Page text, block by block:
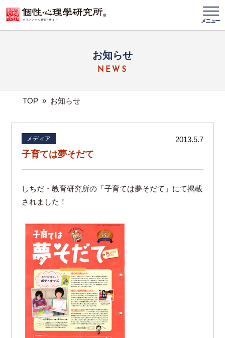
メニュー
お知らせ
NEWS
TOP » お知らせ
メディア 2013.5.7
子育ては夢そだて
しちだ・教育研究所の「子育ては夢そだて」にて掲載
されました！